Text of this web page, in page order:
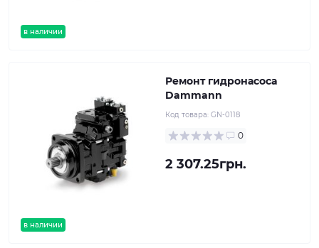
в наличии
в наличии
Ремонт гидронасоса
Dammann
Код товара: GN-0118
0
2 307.25грн.